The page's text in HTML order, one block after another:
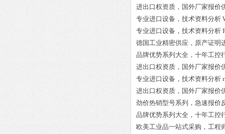
进出口权资质，国外厂家报价
专业进口设备，技术资料分析
专业进口设备，技术资料分析
德国工业精密供应，原产证明
品牌优势系列大全，十年工控
进出口权资质，国外厂家报价
专业进口设备，技术资料分析
进出口权资质，国外厂家报价
劲价热销型号系列，急速报价
品牌优势系列大全，十年工控
欧美工业品一站式采购，工程